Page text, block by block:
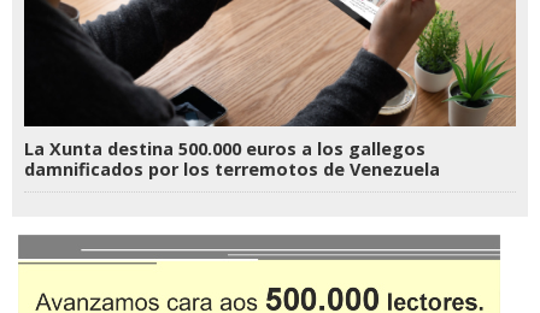
La Xunta destina 500.000 euros a los gallegos
damnificados por los terremotos de Venezuela